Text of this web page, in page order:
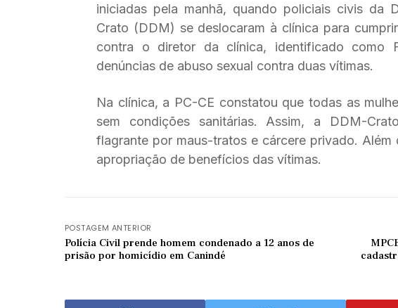
iniciadas pela manhã, quando policiais civis da
Crato (DDM) se deslocaram à clínica para
contra o diretor da clínica, identificado como
denúncias de abuso sexual contra duas vítimas.
Na clínica, a PC-CE constatou que todas as
sem condições sanitárias. Assim, a DDM-
flagrante por maus-tratos e cárcere privado.
apropriação de benefícios das vítimas.
POSTAGEM ANTERIOR
Polícia Civil prende homem condenado a 12 anos de
prisão por homicídio em Canindé